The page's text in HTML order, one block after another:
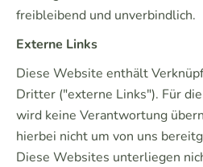
freibleibend und unverbindlich.
Externe Links
Diese Website enthält
Dritter ("externe Links"). Für
wird keine Verantwortung
hierbei nicht um von uns
Diese Websites unterliegen